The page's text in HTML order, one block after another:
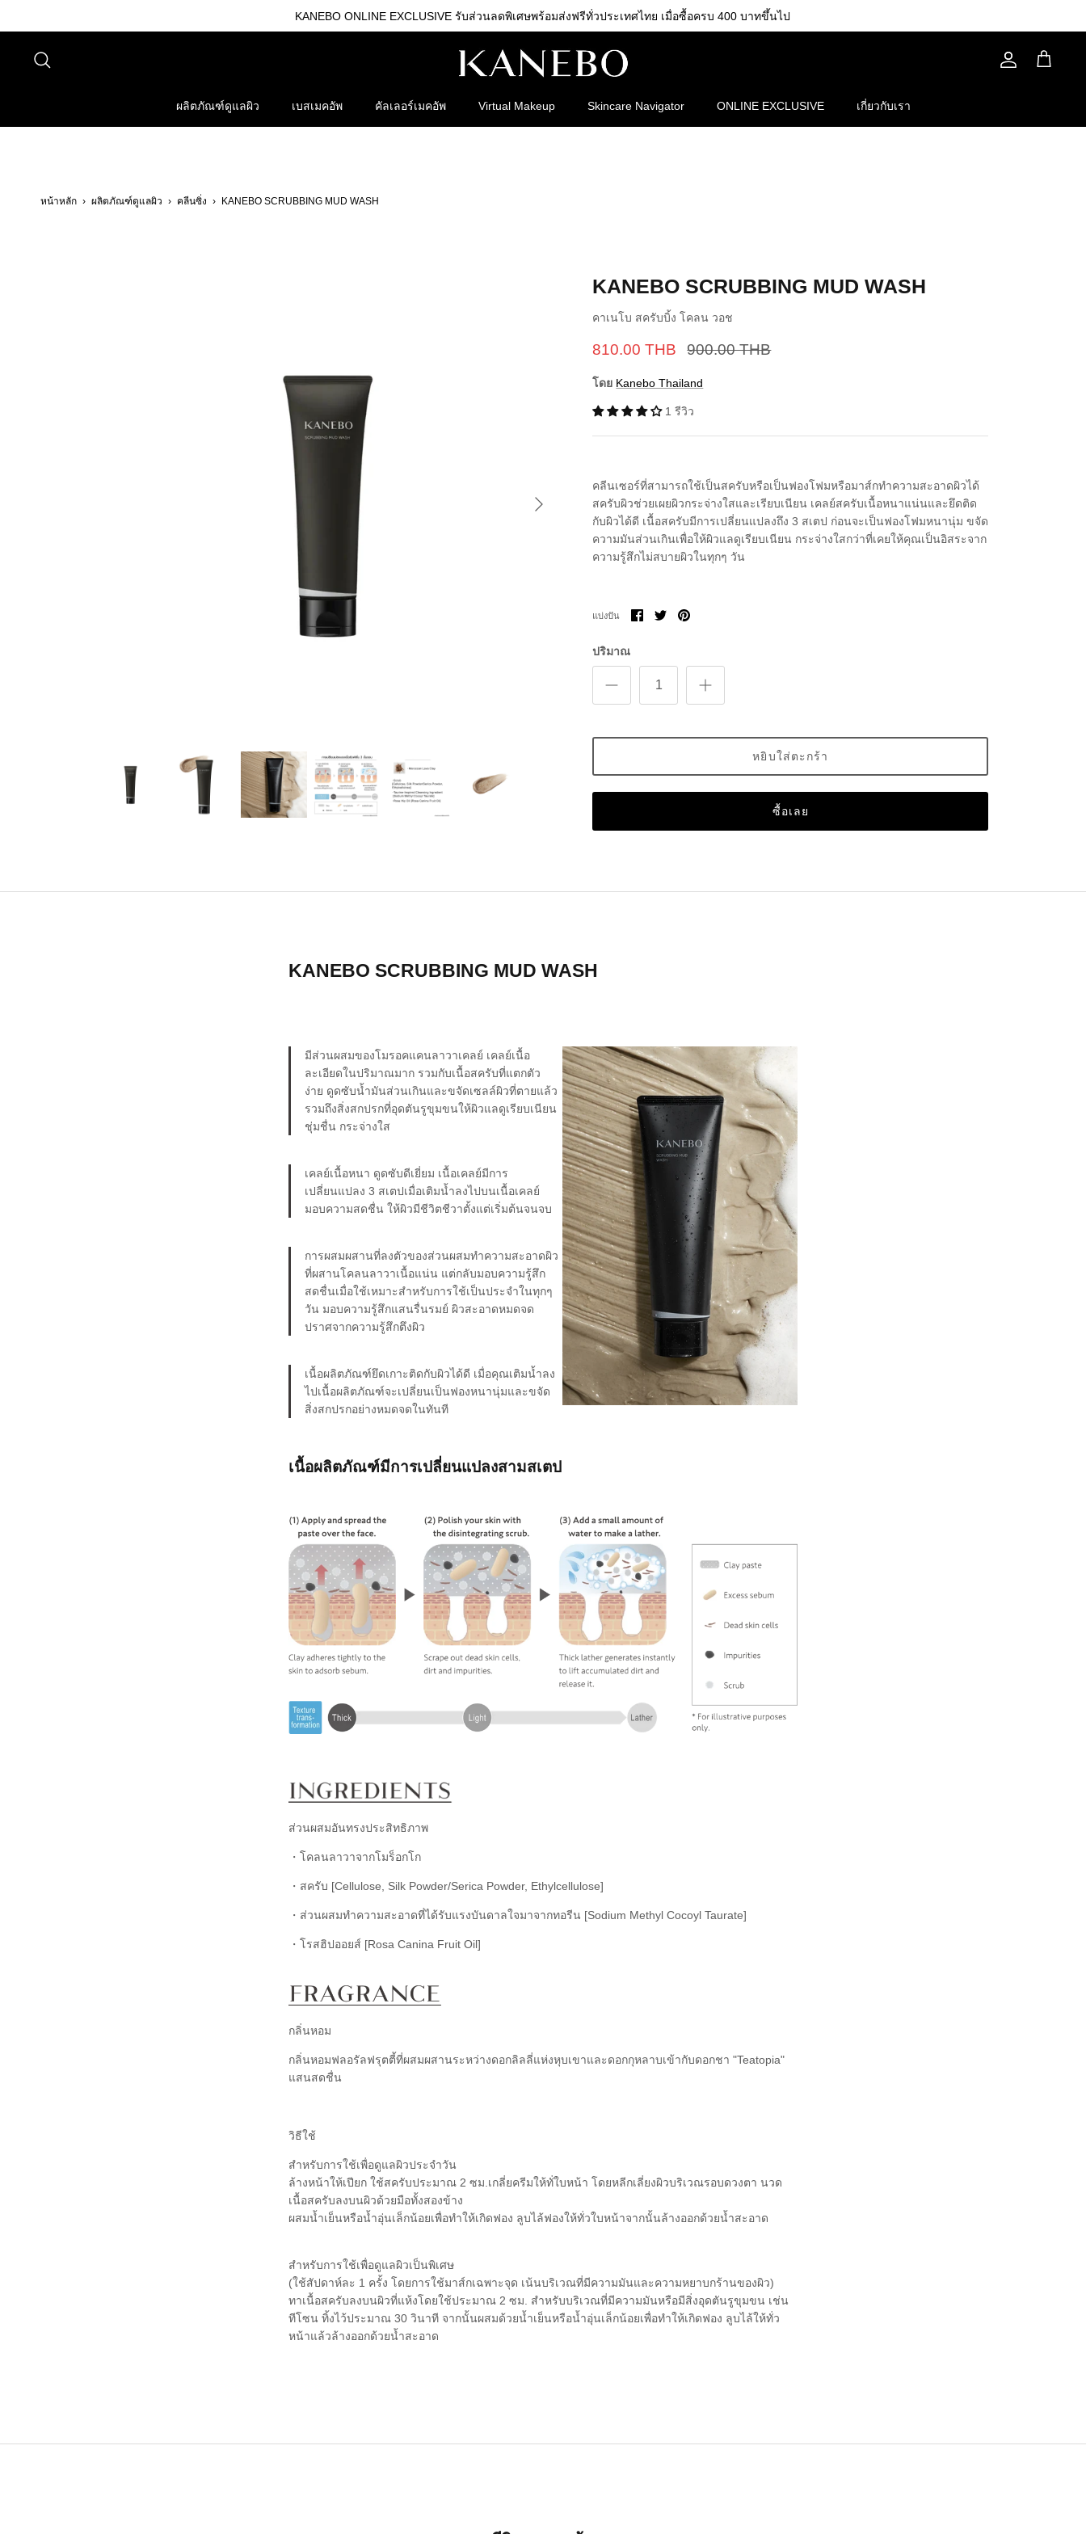
KANEBO ONLINE EXCLUSIVE รับส่วนลดพิเศษพร้อมส่งฟรีทั่วประเทศไทย เมื่อซื้อครบ 400 บาทขึ้นไป
รถ
ผลิตภัณฑ์ดูแลผิว เบสเมคอัพ คัลเลอร์เมคอัพ Virtual Makeup Skincare Navigator ONLINE EXCLUSIVE เกี่ยวกับเรา
หน้าหลัก › ผลิตภัณฑ์ดูแลผิว › คลีนซิ่ง › KANEBO SCRUBBING MUD WASH
KANEBO SCRUBBING MUD WASH
คาเนโบ สครับบิ้ง โคลน วอช
810.00 THB 900.00 THB
โดย Kanebo Thailand
1 รีวิว
คลีนเซอร์ที่สามารถใช้เป็นสครับหรือเป็นฟองโฟมหรือมาส์กทำความสะอาดผิวได้
สครับผิวช่วยเผยผิวกระจ่างใสและเรียบเนียน เคลย์สครับเนื้อหนาแน่นและยึดติด
กับผิวได้ดี เนื้อสครับมีการเปลี่ยนแปลงถึง 3 สเตป ก่อนจะเป็นฟองโฟมหนานุ่ม ขจัด
ความมันส่วนเกินเพื่อให้ผิวแลดูเรียบเนียน กระจ่างใสกว่าที่เคยให้คุณเป็นอิสระจาก
ความรู้สึกไม่สบายผิวในทุกๆ วัน
แบ่งปัน
แบ่ง แบ่ง ขา
ปริมาณ
หยิบใส่ตะกร้า
ซื้อเลย
KANEBO SCRUBBING MUD WASH
มีส่วนผสมของโมรอคแคนลาวาเคลย์ เคลย์เนื้อ
ละเอียดในปริมาณมาก รวมกับเนื้อสครับที่แตกตัว
ง่าย ดูดซับน้ำมันส่วนเกินและขจัดเซลล์ผิวที่ตายแล้ว
รวมถึงสิ่งสกปรกที่อุดตันรูขุมขนให้ผิวแลดูเรียบเนียน
ชุ่มชื่น กระจ่างใส
เคลย์เนื้อหนา ดูดซับดีเยี่ยม เนื้อเคลย์มีการ
เปลี่ยนแปลง 3 สเตปเมื่อเติมน้ำลงไปบนเนื้อเคลย์
มอบความสดชื่น ให้ผิวมีชีวิตชีวาตั้งแต่เริ่มต้นจนจบ
การผสมผสานที่ลงตัวของส่วนผสมทำความสะอาดผิว
ที่ผสานโคลนลาวาเนื้อแน่น แต่กลับมอบความรู้สึก
สดชื่นเมื่อใช้เหมาะสำหรับการใช้เป็นประจำในทุกๆ
วัน มอบความรู้สึกแสนรื่นรมย์ ผิวสะอาดหมดจด
ปราศจากความรู้สึกตึงผิว
เนื้อผลิตภัณฑ์ยึดเกาะติดกับผิวได้ดี เมื่อคุณเติมน้ำลง
ไปเนื้อผลิตภัณฑ์จะเปลี่ยนเป็นฟองหนานุ่มและขจัด
สิ่งสกปรกอย่างหมดจดในทันที
เนื้อผลิตภัณฑ์มีการเปลี่ยนแปลงสามสเตป
ส่วนผสมอันทรงประสิทธิภาพ
・โคลนลาวาจากโมร็อกโก
・สครับ [Cellulose, Silk Powder/Serica Powder, Ethylcellulose]
・ส่วนผสมทำความสะอาดที่ได้รับแรงบันดาลใจมาจากทอรีน [Sodium Methyl Cocoyl Taurate]
・โรสฮิปออยส์ [Rosa Canina Fruit Oil]
กลิ่นหอม
กลิ่นหอมฟลอรัลฟรุตตี้ที่ผสมผสานระหว่างดอกลิลลี่แห่งหุบเขาและดอกกุหลาบเข้ากับดอกชา "Teatopia"
แสนสดชื่น
วิธีใช้
สำหรับการใช้เพื่อดูแลผิวประจำวัน
ล้างหน้าให้เปียก ใช้สครับประมาณ 2 ซม.เกลี่ยครีมให้ทั่ใบหน้า โดยหลีกเลี่ยงผิวบริเวณรอบดวงตา นวด
เนื้อสครับลงบนผิวด้วยมือทั้งสองข้าง
ผสมน้ำเย็นหรือน้ำอุ่นเล็กน้อยเพื่อทำให้เกิดฟอง ลูบไล้ฟองให้ทั่วใบหน้าจากนั้นล้างออกด้วยน้ำสะอาด
สำหรับการใช้เพื่อดูแลผิวเป็นพิเศษ
(ใช้สัปดาห์ละ 1 ครั้ง โดยการใช้มาส์กเฉพาะจุด เน้นบริเวณที่มีความมันและความหยาบกร้านของผิว)
ทาเนื้อสครับลงบนผิวที่แห้งโดยใช้ประมาณ 2 ซม. สำหรับบริเวณที่มีความมันหรือมีสิ่งอุดตันรูขุมขน เช่น
ทีโซน ทิ้งไว้ประมาณ 30 วินาที จากนั้นผสมด้วยน้ำเย็นหรือน้ำอุ่นเล็กน้อยเพื่อทำให้เกิดฟอง ลูบไล้ให้ทั่ว
หน้าแล้วล้างออกด้วยน้ำสะอาด